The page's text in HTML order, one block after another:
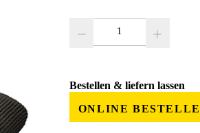
Bestellen & liefern lassen
ONLINE